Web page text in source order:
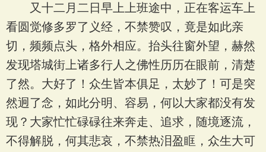
又十二月二日早上上班途中，正在客运车上
看圆觉修多罗了义经，不禁赞叹，竟是如此亲
切，频频点头，格外相应。抬头往窗外望，赫然
发现塔城街上诸多行人之佛性历历在眼前，清楚
了然。大好了！众生皆本俱足，太妙了！可是突
然迥了念，如此分明、容易，何以大家都没有发
现？大家忙忙碌碌往来奔走、追求，随境逐流，
不得解脱，何其悲哀，不禁热泪盈眶，众生大可